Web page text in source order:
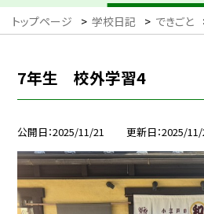
トップページ > 学校日記 > できごと
7年生 校外学習4
公開日 2025/11/21 更新日 2025/11/